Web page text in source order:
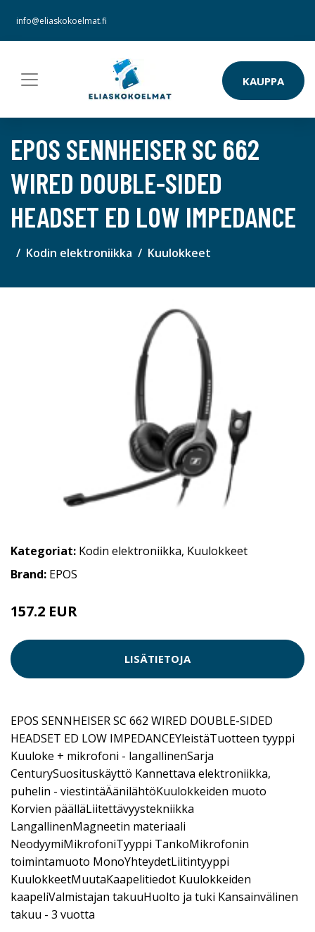
info@eliaskokoelmat.fi
KAUPPA
EPOS SENNHEISER SC 662
WIRED DOUBLE-SIDED
HEADSET ED LOW IMPEDANCE
Kodin elektroniikka Kuulokkeet
Kategoriat: Kodin elektroniikka, Kuulokkeet
Brand: EPOS
157.2 EUR
LISÄTIETOJA
EPOS SENNHEISER SC 662 WIRED DOUBLE-SIDED
HEADSET ED LOW IMPEDANCEYleistäTuotteen tyyppi
Kuuloke + mikrofoni - langallinenSarja
CenturySuosituskäyttö Kannettava elektroniikka,
puhelin - viestintäÄänilähtöKuulokkeiden muoto
Korvien päälläLiitettävyystekniikka
LangallinenMagneetin materiaali
NeodyymiMikrofoniTyyppi TankoMikrofonin
toimintamuoto MonoYhteydetLiitintyyppi
KuulokkeetMuutaKaapelitiedot Kuulokkeiden
kaapeliValmistajan takuuHuolto ja tuki Kansainvälinen
takuu - 3 vuotta